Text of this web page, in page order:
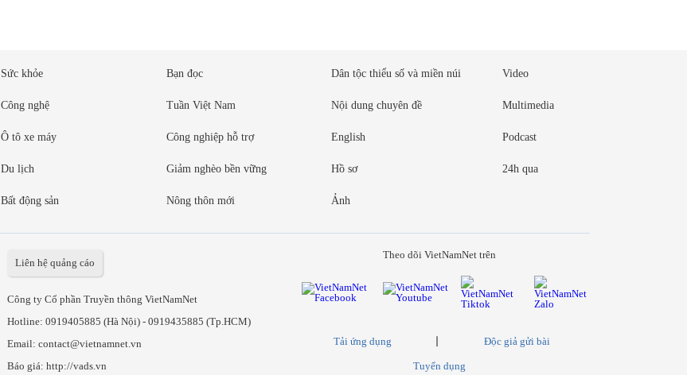
Sức khỏe
Công nghệ
Ô tô xe máy
Du lịch
Bất động sản
Bạn đọc
Tuần Việt Nam
Công nghiệp hỗ trợ
Giảm nghèo bền vững
Nông thôn mới
Dân tộc thiểu số và miền núi
Nội dung chuyên đề
English
Hồ sơ
Ảnh
Video
Multimedia
Podcast
24h qua
Liên hệ quảng cáo
Công ty Cổ phần Truyền thông VietNamNet
Hotline: 0919405885 (Hà Nội)- 0919435885 (Tp.HCM)
Email: contact@vietnamnet.vn
Báo giá: http://vads.vn
Theo dõi VietNamNet trên
Tải ứng dụng Độc giả gửi bài
Tuyển dụng